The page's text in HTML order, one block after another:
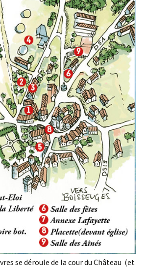
se déroule de la cour du Château (et